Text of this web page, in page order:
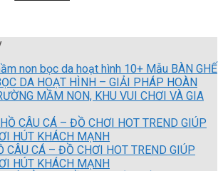
10+ Mẫu BÀN GHẾ
DA HOẠT HÌNH – GIẢI PHÁP HOÀN
MẦM NON, KHU VUI CHƠI VÀ GIA
CÂU CÁ – ĐỒ CHƠI HOT TREND GIÚP
HÚT KHÁCH MẠNH